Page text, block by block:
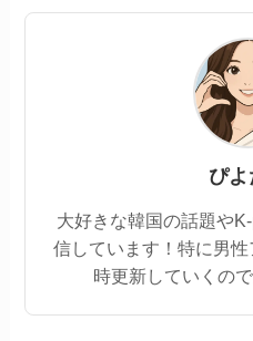
ぴ
大好きな韓国の話題や
信しています！特に男
時更新していくの